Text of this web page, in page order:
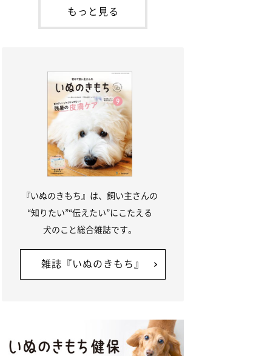
としてどのようなこ
理由や注意すべきサインの見極めかた、対
応のポイントなどについて、いぬのきもち
獣医師相談室の原 駿太朗先生に伺いまし
もっと見る
『いぬのきもち』は、飼い主さんの
“知りたい”“伝えたい”にこたえる
犬のこと総合雑誌です。
雑誌『いぬのきもち』